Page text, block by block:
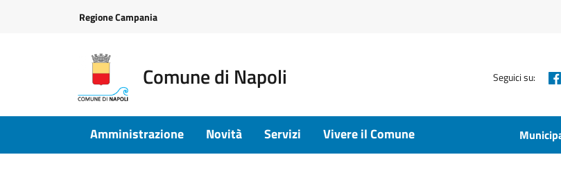
Regione Campania
Comune di Napoli Seguici su:
Amministrazione Novità Servizi Vivere il Comune